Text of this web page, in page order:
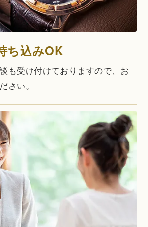
ち込みOK
も受け付けておりますので、お
さい。